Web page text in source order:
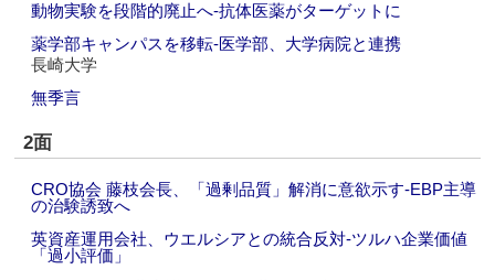
動物実験を段階的廃止へ‐抗体医薬がターゲットに
薬学部キャンパスを移転‐医学部、大学病院と連携
長崎大学
無季言
2面
CRO協会 藤枝会長、「過剰品質」解消に意欲示す‐EBP主導
の治験誘致へ
英資産運用会社、ウエルシアとの統合反対‐ツルハ企業価値
「過小評価」